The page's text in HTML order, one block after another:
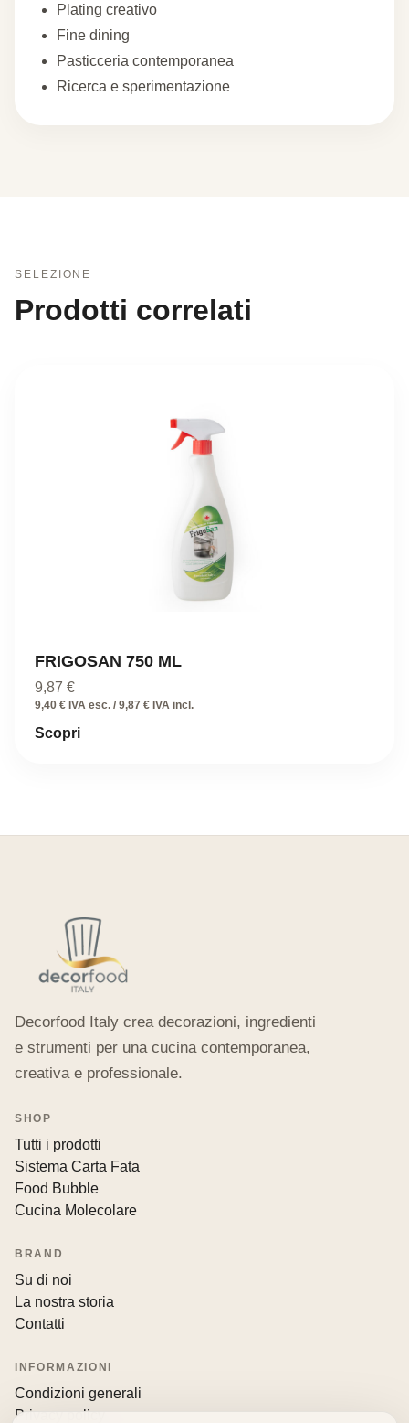
Plating creativo
Fine dining
Pasticceria contemporanea
Ricerca e sperimentazione
SELEZIONE
Prodotti correlati
FRIGOSAN 750 ML
9,87 €
9,40 € IVA esc. / 9,87 € IVA incl.
Scopri
Decorfood Italy crea decorazioni, ingredienti
e strumenti per una cucina contemporanea,
creativa e professionale.
SHOP
Tutti i prodotti
Sistema Carta Fata
Food Bubble
Cucina Molecolare
BRAND
Su di noi
La nostra storia
Contatti
INFORMAZIONI
Condizioni generali
Privacy policy